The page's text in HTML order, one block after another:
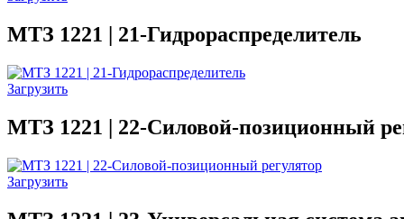
МТЗ 1221 | 21-Гидрораспределитель
Загрузить
МТЗ 1221 | 22-Силовой-позиционный
Загрузить